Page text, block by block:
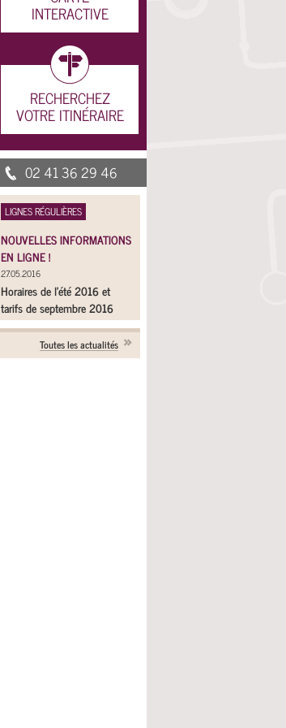
INTERACTIVE
RECHERCHEZ
VOTRE ITINÉRAIRE
02 41 36 29 46
LIGNES RÉGULIÈRES
NOUVELLES INFORMATIONS
EN LIGNE !
27.05.2016
Horaires de l'été 2016 et
tarifs de septembre 2016
Toutes les actualités